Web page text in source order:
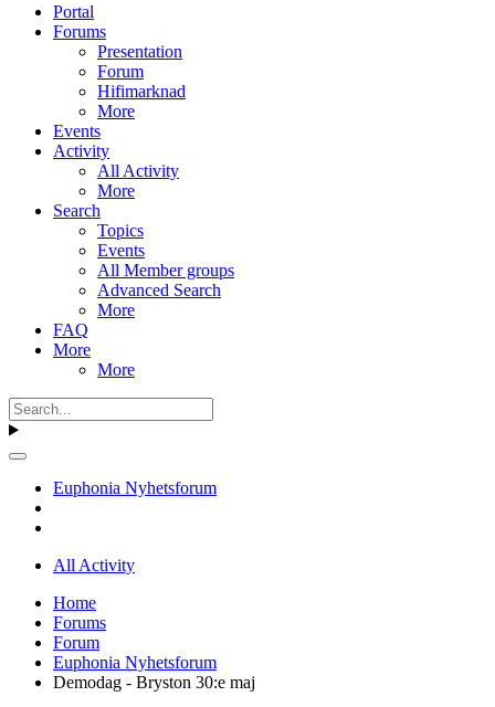
Portal
Forums
Presentation
Forum
Hifimarknad
More
Events
Activity
All Activity
More
Search
Topics
Events
All Member groups
Advanced Search
More
FAQ
More
More
Euphonia Nyhetsforum
All Activity
Home
Forums
Forum
Euphonia Nyhetsforum
Demodag - Bryston 30:e maj